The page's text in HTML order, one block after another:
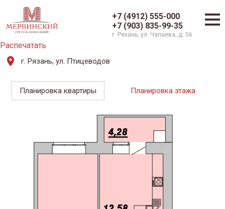
+7 (4912) 555-000
+7 (903) 835-99-35
г. Рязань, ул. Чапаева, д. 56
Распечатать
г. Рязань, ул. Птицеводов
Планировка квартиры Планировка этажа